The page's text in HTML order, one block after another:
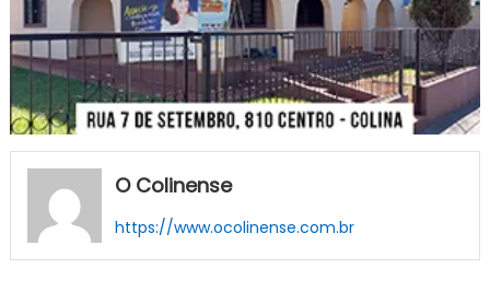
O Colinense
https://www.ocolinense.com.br